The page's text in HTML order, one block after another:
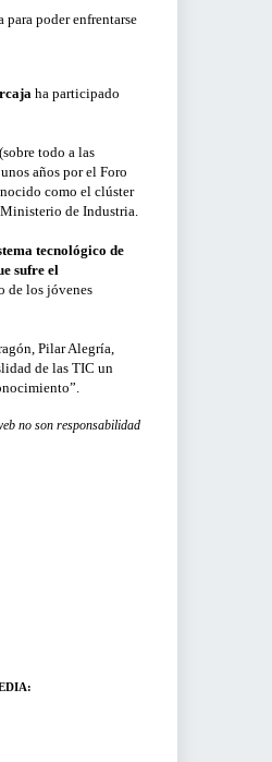
Usuario
¿Olvidaste tu contraseña?
poder enfrentarse
ha participado
todo a las
años por el Foro
como el clúster
de Industria.
tecnológico de
sufre el
de los jóvenes
Pilar Alegría,
de las TIC un
no son responsabilidad